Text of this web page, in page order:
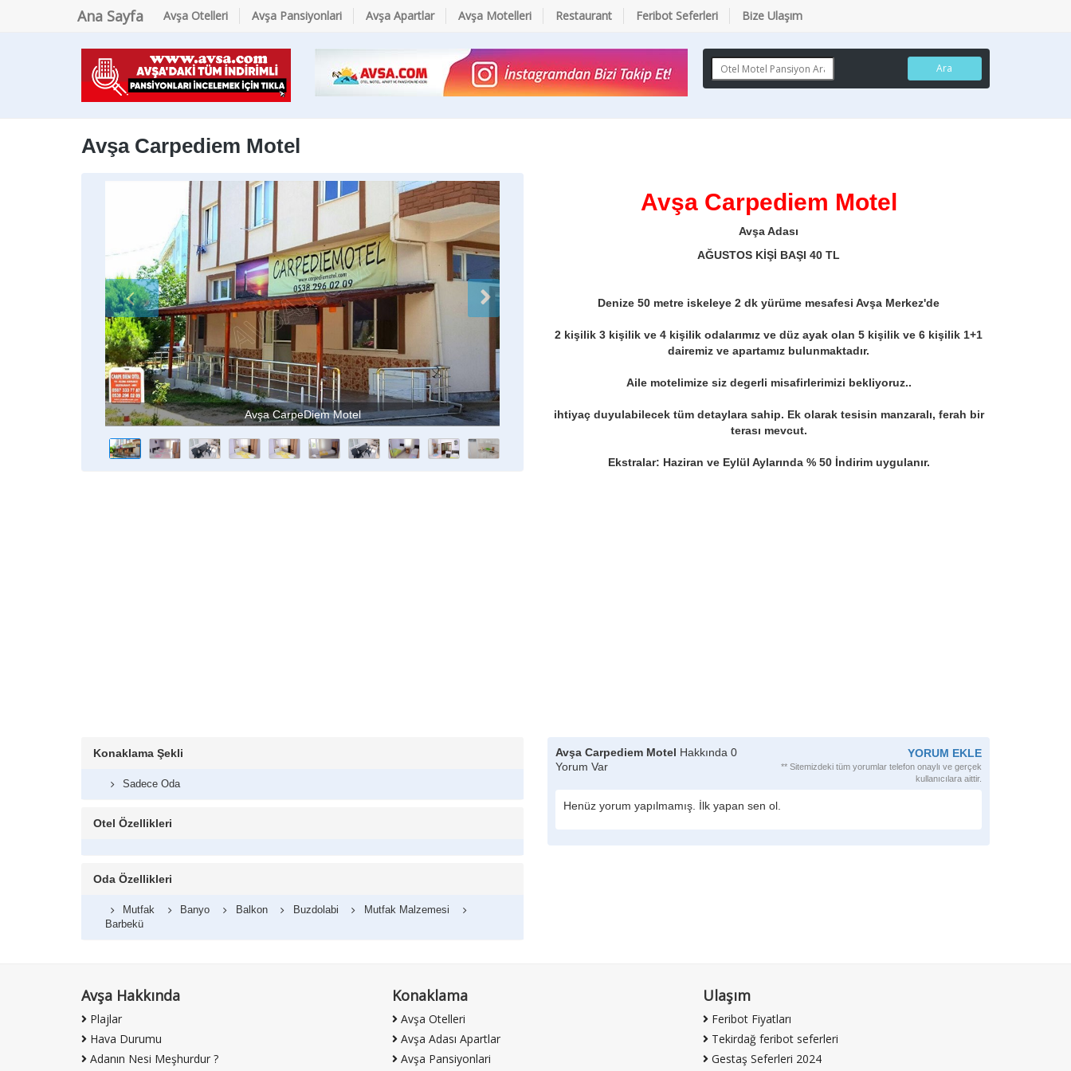
Ana Sayfa Avşa Otelleri Avşa Pansiyonlari Avşa Apartlar Avşa Motelleri Restaurant Feribot Seferleri Bize Ulaşım
Ara
Avşa Carpediem Motel
Avşa CarpeDiem Motel
Carpe Diem Motel 02
Avşa Carpediem Motel
Avşa Adası
AĞUSTOS KİŞİ BAŞI 40 TL
Denize 50 metre iskeleye 2 dk yürüme mesafesi Avşa Merkez'de
2 kişilik 3 kişilik ve 4 kişilik odalarımız ve düz ayak olan 5 kişilik ve 6 kişilik 1+1
dairemiz ve apartamız bulunmaktadır.
Aile motelimize siz degerli misafirlerimizi bekliyoruz..
ihtiyaç duyulabilecek tüm detaylara sahip. Ek olarak tesisin manzaralı, ferah bir
terası mevcut.
Ekstralar: Haziran ve Eylül Aylarında % 50 İndirim uygulanır.
Konaklama Şekli
Sadece Oda
Otel Özellikleri
Oda Özellikleri
Mutfak Banyo Balkon Buzdolabi
Mutfak Malzemesi
Barbekü
Avşa Carpediem Motel Hakkında 0
Yorum Var
YORUM EKLE
** Sitemizdeki tüm yorumlar telefon onaylı ve gerçek
kullanıcılara aittir.
Henüz yorum yapılmamış. İlk yapan sen ol.
Avşa Hakkında
Plajlar
Hava Durumu
Adanın Nesi Meşhurdur ?
Konaklama
Avşa Otelleri
Avşa Adası Apartlar
Avşa Pansiyonlari
Ulaşım
Feribot Fiyatları
Tekirdağ feribot seferleri
Gestaş Seferleri 2024